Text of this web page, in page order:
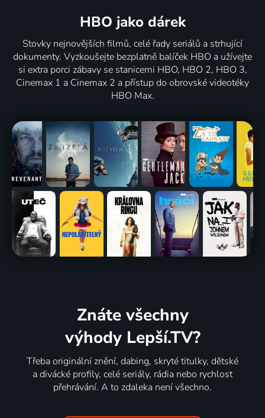
HBO jako dárek
Stovky nejnovějších filmů, celé řady seriálů a strhující
dokumenty. Vyzkoušejte bezplatně balíček HBO a užívejte
si extra porci zábavy se stanicemi HBO, HBO 2, HBO 3,
Cinemax 1 a Cinemax 2 a přístup do obrovské videotéky
HBO Max.
Znáte všechny
výhody Lepší.TV?
Třeba originální znění, dabing, skryté titulky, dětské
a divácké profily, celé seriály, rádia nebo rychlost
přehrávání. A to zdaleka není všechno.